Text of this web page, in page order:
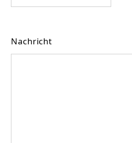
Nachricht